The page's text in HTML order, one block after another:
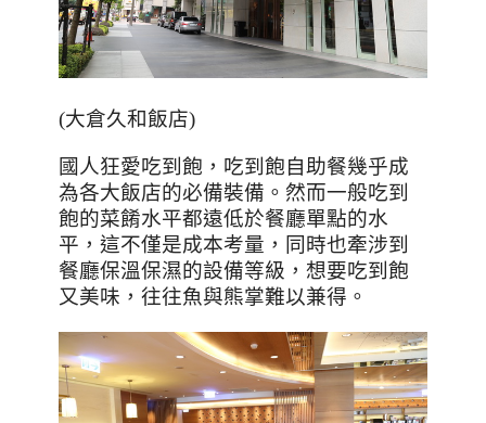
(大倉久和飯店)
國人狂愛吃到飽，吃到飽自助餐幾乎成
為各大飯店的必備裝備。然而一般吃到
飽的菜餚水平都遠低於餐廳單點的水
平，這不僅是成本考量，同時也牽涉到
餐廳保溫保濕的設備等級，想要吃到飽
又美味，往往魚與熊掌難以兼得。